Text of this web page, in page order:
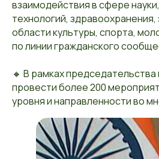
взаимодействия в сфере
технологий, здравоохранения,
области культуры, спорта,
по линии гражданского
🔸 В рамках председательства
провести более 200
уровня и направленности во